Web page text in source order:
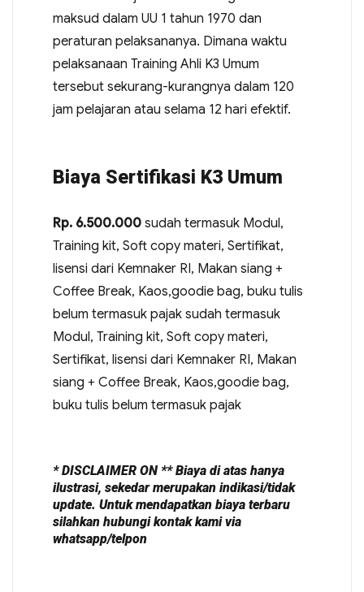
maksud dalam UU 1 tahun 1970 dan
peraturan pelaksananya. Dimana waktu
pelaksanaan Training Ahli K3 Umum
tersebut sekurang-kurangnya dalam 120
jam pelajaran atau selama 12 hari efektif.
Biaya Sertifikasi K3 Umum
Rp. 6.500.000 sudah termasuk Modul,
Training kit, Soft copy materi, Sertifikat,
lisensi dari Kemnaker RI, Makan siang +
Coffee Break, Kaos,goodie bag, buku tulis
belum termasuk pajak sudah termasuk
Modul, Training kit, Soft copy materi,
Sertifikat, lisensi dari Kemnaker RI, Makan
siang + Coffee Break, Kaos,goodie bag,
buku tulis belum termasuk pajak
* DISCLAIMER ON ** Biaya di atas hanya
ilustrasi, sekedar merupakan indikasi/tidak
update. Untuk mendapatkan biaya terbaru
silahkan hubungi kontak kami via
whatsapp/telpon